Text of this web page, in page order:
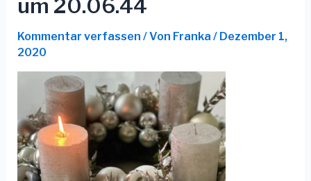
um 20.06.44
Kommentar verfassen / Von Franka / Dezember 1,
2020